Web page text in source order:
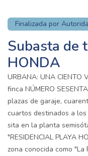
Finalizada por
Subasta de
HONDA
URBANA: UNA CIENTO
finca NÚMERO
plazas de garaje,
cuartos destinados a
sita en la planta
"RESIDENCIAL PLAYA
zona conocida como